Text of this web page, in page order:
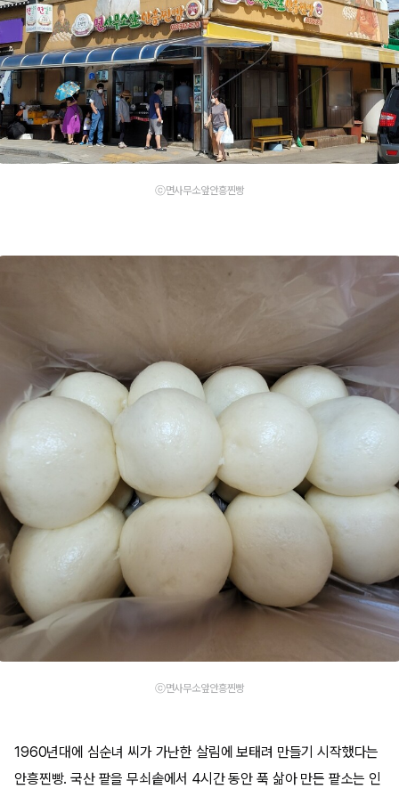
ⓒ면사무소앞안흥찐빵
ⓒ면사무소앞안흥찐빵
1960년대에 심순녀 씨가 가난한 살림에 보태려 만들기 시작했다는
안흥찐빵. 국산 팥을 무쇠솥에서 4시간 동안 푹 삶아 만든 팥소는 인